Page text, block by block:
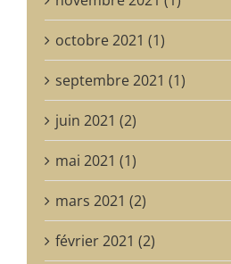
octobre 2021 (1)
septembre 2021 (1)
juin 2021 (2)
mai 2021 (1)
mars 2021 (2)
février 2021 (2)